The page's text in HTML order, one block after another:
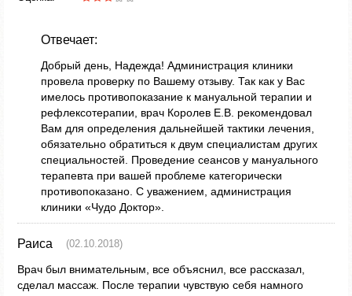
Отвечает:
Добрый день, Надежда! Администрация клиники
провела проверку по Вашему отзыву. Так как у Вас
имелось противопоказание к мануальной терапии и
рефлексотерапии, врач Королев Е.В. рекомендовал
Вам для определения дальнейшей тактики лечения,
обязательно обратиться к двум специалистам других
специальностей. Проведение сеансов у мануального
терапевта при вашей проблеме категорически
противопоказано. С уважением, администрация
клиники «Чудо Доктор».
Раиса (02.10.2018)
Врач был внимательным, все объяснил, все рассказал,
сделал массаж. После терапии чувствую себя намного